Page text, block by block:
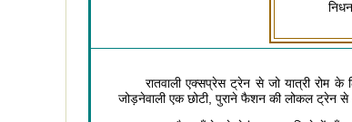
निधन
रातवाली एक्सप्रेस ट्रेन से जो यात्री
जोड़नेवाली एक छोटी, पुराने फैशन की लोकल ट्रेन से